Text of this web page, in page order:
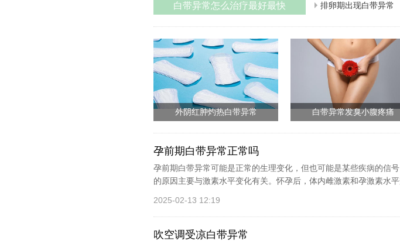
白带异常怎么治疗最好最快 排卵期出现白带异常
外阴红肿灼热白带异常 白带异常发臭小腹疼痛
孕前期白带异常正常吗
孕前期白带异常可能是正常的生理变化，但也可能是某些疾病的信
的原因主要与激素水平变化有关。怀孕后，体内雌激素和孕激素水
2025-02-13 12:19
吹空调受凉白带异常